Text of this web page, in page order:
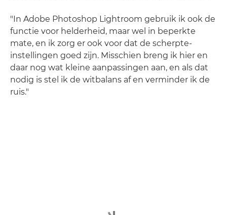
"In Adobe Photoshop Lightroom gebruik ik ook de
functie voor helderheid, maar wel in beperkte
mate, en ik zorg er ook voor dat de scherpte-
instellingen goed zijn. Misschien breng ik hier en
daar nog wat kleine aanpassingen aan, en als dat
nodig is stel ik de witbalans af en verminder ik de
ruis."